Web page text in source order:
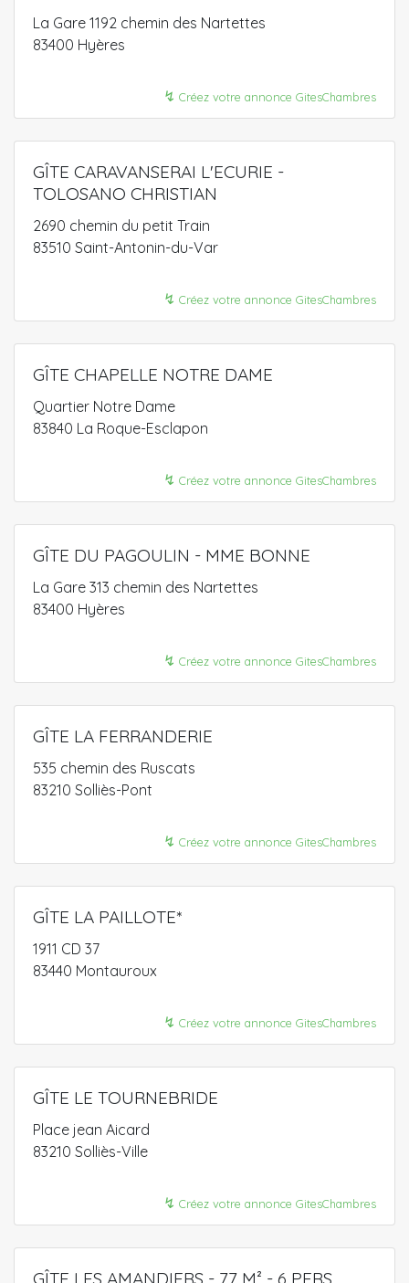
La Gare 1192 chemin des Nartettes
83400 Hyères
↯ Créez votre annonce GitesChambres
GÎTE CARAVANSERAI L'ECURIE -
TOLOSANO CHRISTIAN
2690 chemin du petit Train
83510 Saint-Antonin-du-Var
↯ Créez votre annonce GitesChambres
GÎTE CHAPELLE NOTRE DAME
Quartier Notre Dame
83840 La Roque-Esclapon
↯ Créez votre annonce GitesChambres
GÎTE DU PAGOULIN - MME BONNE
La Gare 313 chemin des Nartettes
83400 Hyères
↯ Créez votre annonce GitesChambres
GÎTE LA FERRANDERIE
535 chemin des Ruscats
83210 Solliès-Pont
↯ Créez votre annonce GitesChambres
GÎTE LA PAILLOTE*
1911 CD 37
83440 Montauroux
↯ Créez votre annonce GitesChambres
GÎTE LE TOURNEBRIDE
Place jean Aicard
83210 Solliès-Ville
↯ Créez votre annonce GitesChambres
GÎTE LES AMANDIERS - 77 M² - 6 PERS